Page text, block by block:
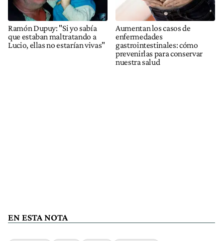
Ramón Dupuy: "Si yo sabía
que estaban maltratando a
Lucio, ellas no estarían vivas"
Aumentan los casos de
enfermedades
gastrointestinales: cómo
prevenirlas para conservar
nuestra salud
EN ESTA NOTA